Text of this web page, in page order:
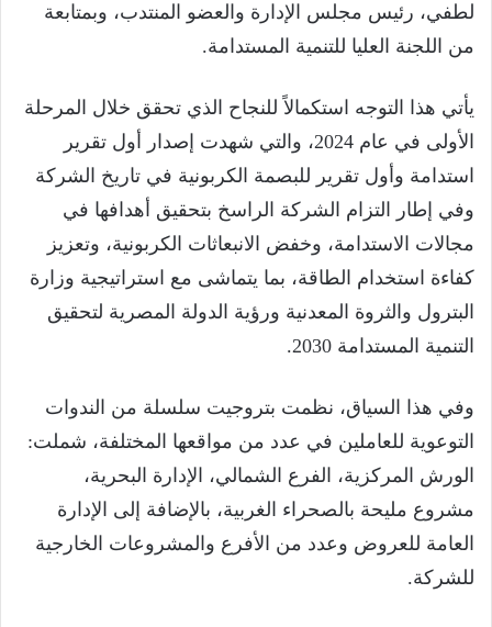
لطفي، رئيس مجلس الإدارة والعضو المنتدب، وبمتابعة
من اللجنة العليا للتنمية المستدامة.
يأتي هذا التوجه استكمالاً للنجاح الذي تحقق خلال المرحلة
الأولى في عام 2024، والتي شهدت إصدار أول تقرير
استدامة وأول تقرير للبصمة الكربونية في تاريخ الشركة
وفي إطار التزام الشركة الراسخ بتحقيق أهدافها في
مجالات الاستدامة، وخفض الانبعاثات الكربونية، وتعزيز
كفاءة استخدام الطاقة، بما يتماشى مع استراتيجية وزارة
البترول والثروة المعدنية ورؤية الدولة المصرية لتحقيق
التنمية المستدامة 2030.
وفي هذا السياق، نظمت بتروجيت سلسلة من الندوات
التوعوية للعاملين في عدد من مواقعها المختلفة، شملت:
الورش المركزية، الفرع الشمالي، الإدارة البحرية،
مشروع مليحة بالصحراء الغربية، بالإضافة إلى الإدارة
العامة للعروض وعدد من الأفرع والمشروعات الخارجية
للشركة.